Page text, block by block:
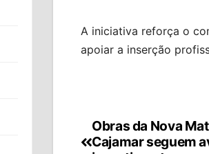
A iniciativa reforça o
apoiar a inserção
Navegação
Obras da Nova
Cajamar seguem